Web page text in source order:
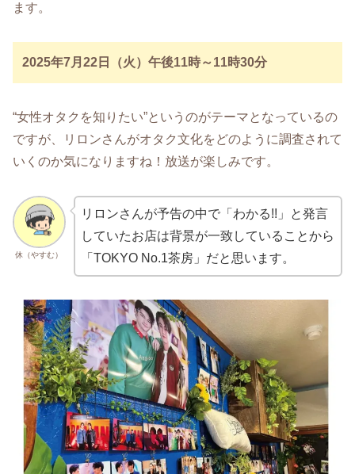
ます。
2025年7月22日（火）午後11時～11時30分
“女性オタクを知りたい”というのがテーマとなっているの
ですが、リロンさんがオタク文化をどのように調査されて
いくのか気になりますね！放送が楽しみです。
休（やすむ）
リロンさんが予告の中で「わかる!!」と発言
していたお店は背景が一致していることから
「TOKYO No.1茶房」だと思います。